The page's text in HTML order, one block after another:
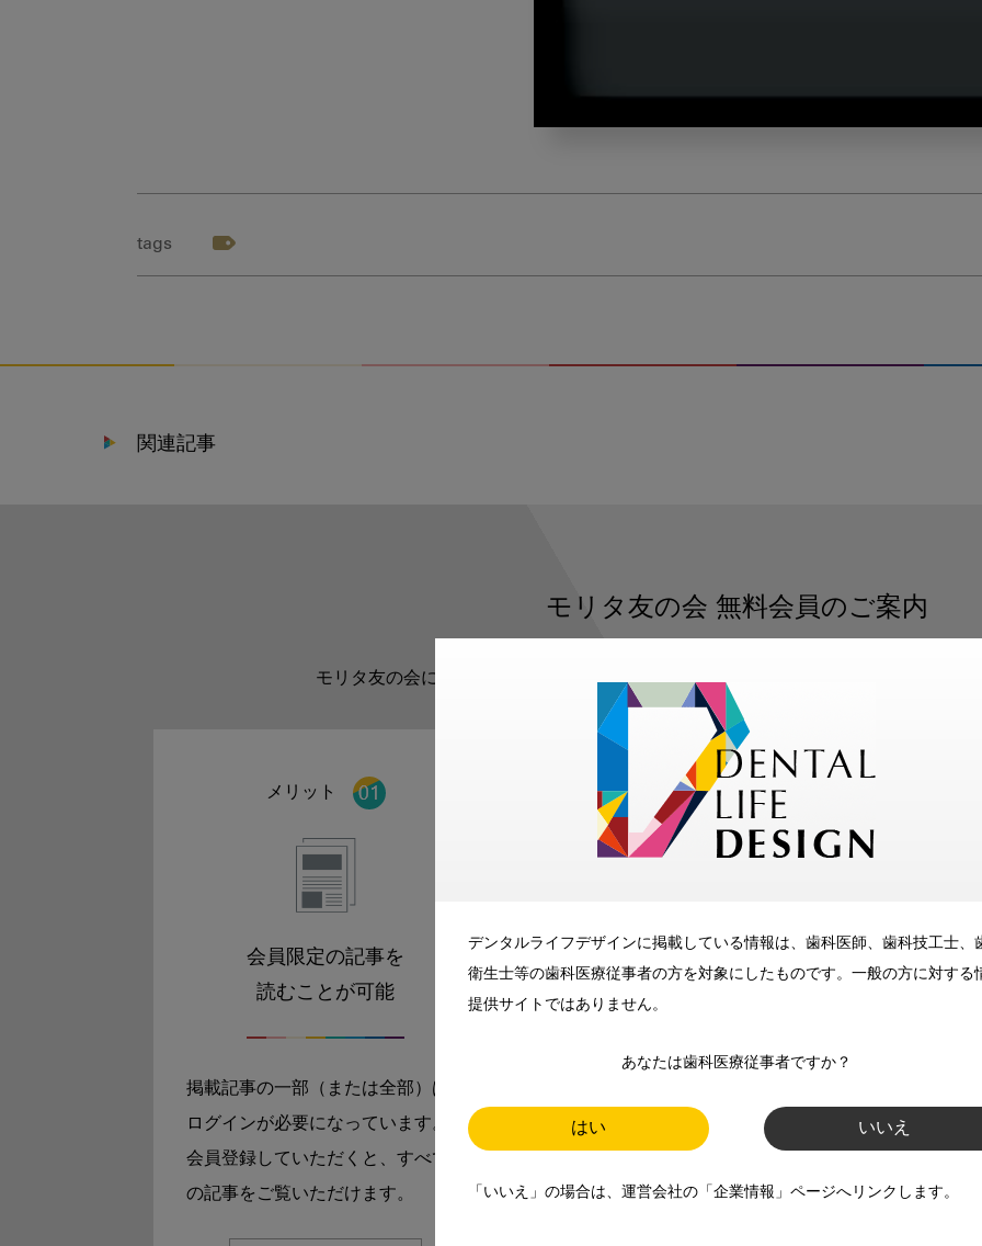
デンタルライフデザインに掲載している情報は、歯科医師、歯科技工士、
衛生士等の歯科医療従事者の方を対象にしたものです。一般の方に対する
提供サイトではありません。
あなたは歯科医療従事者ですか？
はい いいえ
「いいえ」の場合は、運営会社の「企業情報」ページへリンクします。
tags
関連記事
モリタ友の会 無料会員のご案内
モリタ友の会に登録いただくと、デンタルライフデザインをもっと便利にご利用い
メリット
会員限定の記事を
読むことが可能
掲載記事の一部（または全部）は
ログインが必要になっています。
会員登録していただくと、すべて
の記事をご覧いただけます。
メリット
メールマガジンでお届け
師、歯科衛生士、歯科技工士）に
お届けします。